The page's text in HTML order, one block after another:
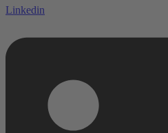
Linkedin